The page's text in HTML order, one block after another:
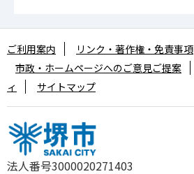
法人番号3000020271403
ご利用案内 リンク・著作権・免責事項
市政・ホームページへのご意見ご提案
ィ
サイトマップ